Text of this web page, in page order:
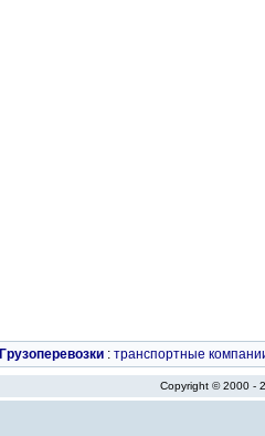
Грузоперевозки : транспортные
Copyright © 2000 -